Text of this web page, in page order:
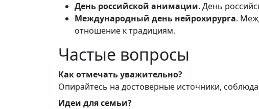
День российской анимации. День
Международный день нейрохирурга.
отношение к традициям.
Частые вопросы
Как отмечать уважительно?
Опирайтесь на достоверные источники,
Идеи для семьи?